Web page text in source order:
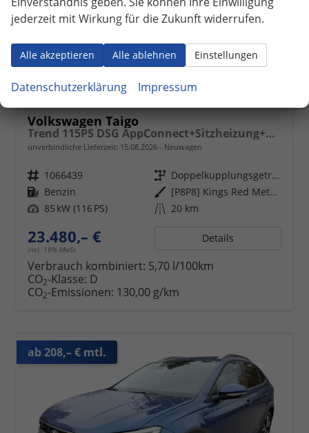
Volkswagen Taigo
Trend 115PS DSG AppConnect+Sitzheizung+PDC+Alu16+LED+DAB+FrontAssist
unverbindliche Lieferzeit: 15.08.2026 Neuwagen
Fahrzeugnr. 1066439 Getriebe
Doppelkupplungsgetriebe (DSG)
Kraftstoff Benzin Außenfarbe
[P8P8] Kings Red Metallic
Leistung 85 kW (116 PS) Kilometerstand 20 km
23.480,– €
incl. 19% MwSt.
Details
Verbrauch kombiniert: 5,70 l/100km
CO2-Klasse: D
CO2-Emissionen: 130,00 g/km
ab 208,– € mtl.
jederzeit mit Wirkung für die Zukunft widerrufen.
Alle akzeptieren Alle ablehnen Einstellungen
Datenschutzerklärung Impressum